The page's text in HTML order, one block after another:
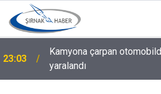
22:17
Bitlis'te Ölümle Başlayan
Buldu